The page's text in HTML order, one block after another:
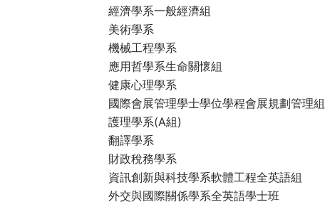
經濟學系一般經濟組
美術學系
機械工程學系
應用哲學系生命關懷組
健康心理學系
國際會展管理學士學位學程會展規劃管理組
護理學系(A組)
翻譯學系
財政稅務學系
資訊創新與科技學系軟體工程全英語組
外交與國際關係學系全英語學士班